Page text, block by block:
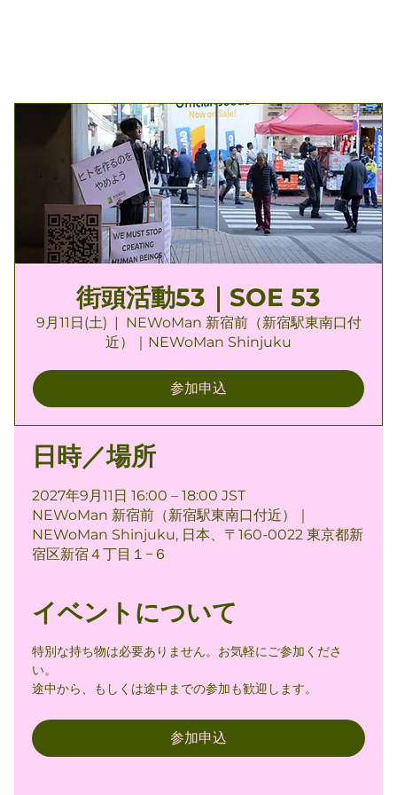
街頭活動53｜SOE 53
9月11日(土)
  |
NEWoMan 新宿前（新宿駅東南口付
近）｜NEWoMan Shinjuku
参加申込
日時／場所
2027年9月11日 16:00 – 18:00 JST
NEWoMan 新宿前（新宿駅東南口付近）｜
NEWoMan Shinjuku, 日本、〒160-0022 東京都新
宿区新宿４丁目１−６
イベントについて
特別な持ち物は必要ありません。お気軽にご参加くださ
い。
途中から、もしくは途中までの参加も歓迎します。
参加申込